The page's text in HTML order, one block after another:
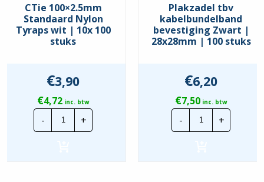
CTie 100×2.5mm
Standaard Nylon
Tyraps wit | 10x 100
stuks
€3,90
€4,72inc. btw
-
CTie
100x2.5mm
Standaard
+
Plakzadel tbv
kabelbundelband
bevestiging Zwart |
28x28mm | 100 stuks
€6,20
€7,50inc. btw
-
Plakzadel
tbv +